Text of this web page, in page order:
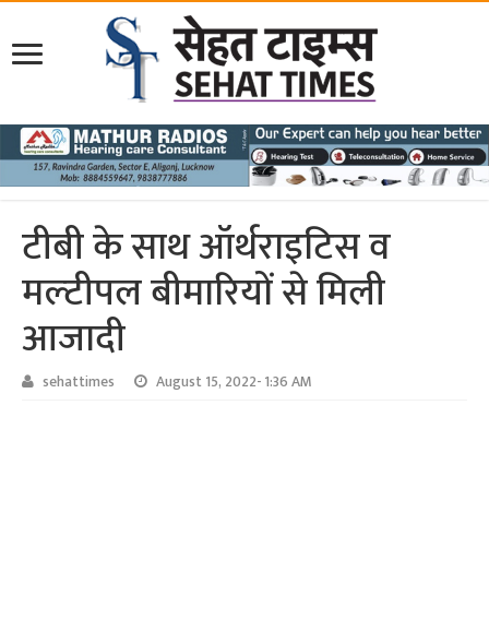
टीबी के साथ ऑर्थराइटिस व
मल्‍टीपल बीमारियों से मिली
आजादी
sehattimes August 15, 2022- 1:36 AM